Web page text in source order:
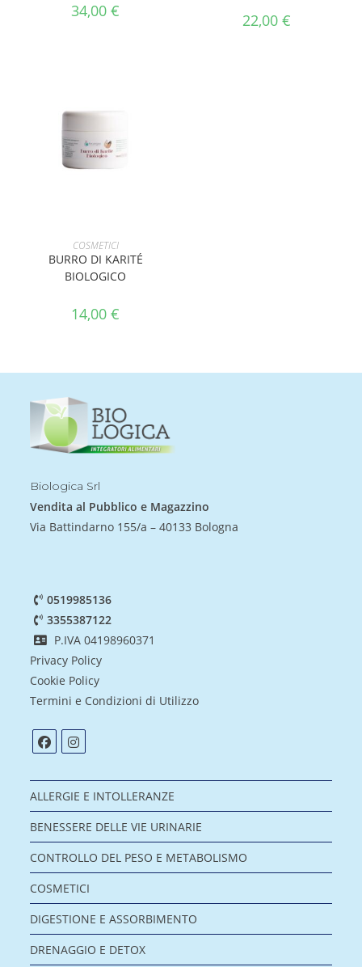
34,00€ 22,00 €
AGGIUNGI AL CARRELLO
COSMETICI
BURRO DI KARITÉ
BIOLOGICO
14,00€
Biologica Srl
Vendita al Pubblico e Magazzino
Via Battindarno 155/a – 40133 Bologna
0519985136
3355387122
P.IVA 04198960371
Privacy Policy
Cookie Policy
Termini e Condizioni di Utilizzo
ALLERGIE E INTOLLERANZE
BENESSERE DELLE VIE URINARIE
CONTROLLO DEL PESO E METABOLISMO
COSMETICI
DIGESTIONE E ASSORBIMENTO
DRENAGGIO E DETOX